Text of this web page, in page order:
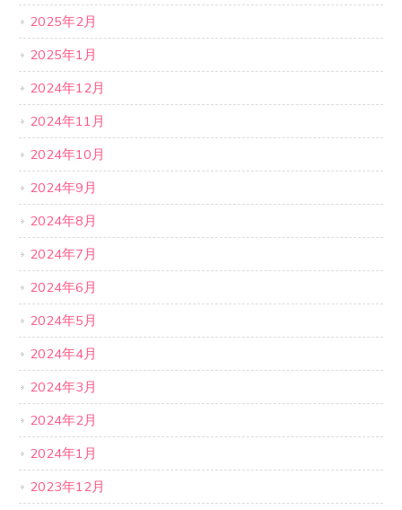
2025年2月
2025年1月
2024年12月
2024年11月
2024年10月
2024年9月
2024年8月
2024年7月
2024年6月
2024年5月
2024年4月
2024年3月
2024年2月
2024年1月
2023年12月